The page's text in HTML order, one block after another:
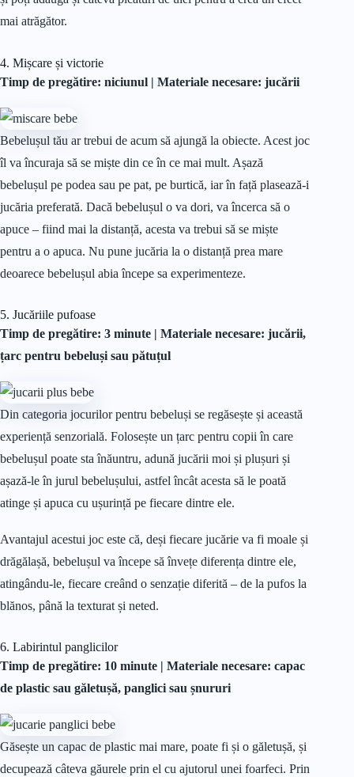
mai atrăgător.
4. Mișcare și victorie
Timp de pregătire: niciunul | Materiale necesare: jucării
Bebelușul tău ar trebui de acum să ajungă la obiecte. Acest joc
îl va încuraja să se miște din ce în ce mai mult. Așază
bebelușul pe podea sau pe pat, pe burtică, iar în față plasează-i
jucăria preferată. Dacă bebelușul o va dori, va încerca să o
apuce – fiind mai la distanță, acesta va trebui să se miște
pentru a o apuca. Nu pune jucăria la o distanță prea mare
deoarece bebelușul abia începe sa experimenteze.
5. Jucăriile pufoase
Timp de pregătire: 3 minute | Materiale necesare: jucării,
țarc pentru bebeluși sau pătuțul
Din categoria jocurilor pentru bebeluși se regăsește și această
experiență senzorială. Folosește un țarc pentru copii în care
bebelușul poate sta înăuntru, adună jucării moi și plușuri și
așază-le în jurul bebelușului, astfel încât acesta să le poată
atinge și apuca cu ușurință pe fiecare dintre ele.
Avantajul acestui joc este că, deși fiecare jucărie va fi moale și
drăgălașă, bebelușul va începe să învețe diferența dintre ele,
atingându-le, fiecare creând o senzație diferită – de la pufos la
blănos, până la texturat și neted.
6. Labirintul panglicilor
Timp de pregătire: 10 minute | Materiale necesare: capac
de plastic sau găletușă, panglici sau șnururi
Găsește un capac de plastic mai mare, poate fi și o găletușă, și
decupează câteva găurele prin el cu ajutorul unei foarfeci. Prin